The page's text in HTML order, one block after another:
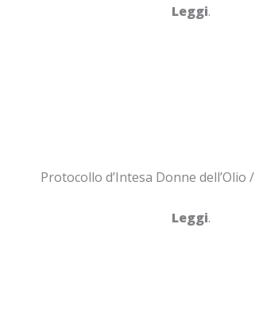
Leggi.
Protocollo d’Intesa Donne dell’Olio /
Leggi.